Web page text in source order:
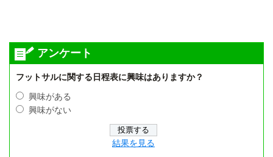
アンケート
フットサルに関する日程表に興味はありますか？
興味がある
興味がない
結果を見る